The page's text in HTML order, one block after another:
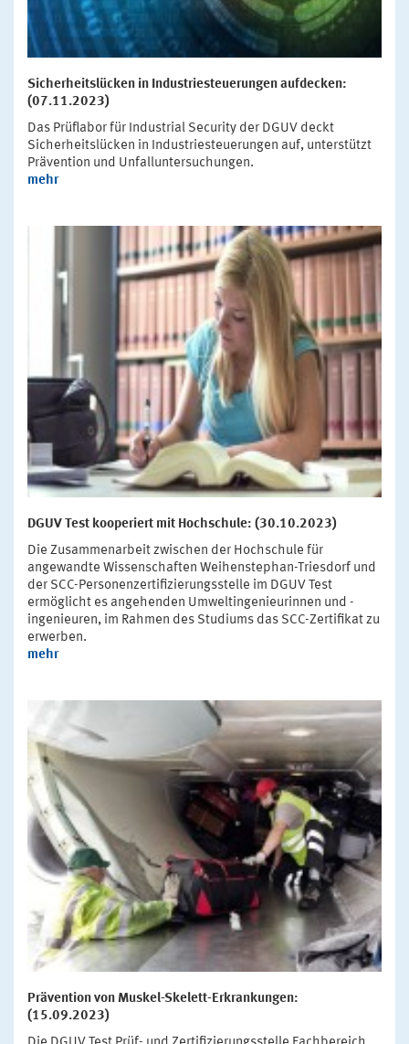
Sicherheitslücken in Industriesteuerungen aufdecken:
(07.11.2023)
Das Prüflabor für Industrial Security der DGUV deckt
Sicherheitslücken in Industriesteuerungen auf, unterstützt
Prävention und Unfalluntersuchungen.
mehr
DGUV Test kooperiert mit Hochschule: (30.10.2023)
Die Zusammenarbeit zwischen der Hochschule für
angewandte Wissenschaften Weihenstephan-Triesdorf und
der SCC-Personenzertifizierungsstelle im DGUV Test
ermöglicht es angehenden Umweltingenieurinnen und -
ingenieuren, im Rahmen des Studiums das SCC-Zertifikat zu
erwerben.
mehr
Prävention von Muskel-Skelett-Erkrankungen:
(15.09.2023)